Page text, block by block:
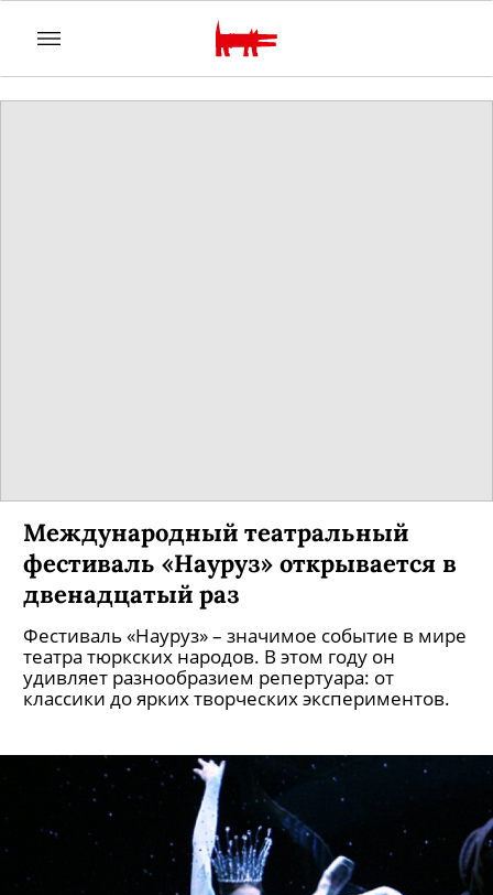
Международный театральный
фестиваль «Науруз» открывается в
двенадцатый раз
Фестиваль «Науруз» – значимое событие в мире
театра тюркских народов. В этом году он
удивляет разнообразием репертуара: от
классики до ярких творческих экспериментов.